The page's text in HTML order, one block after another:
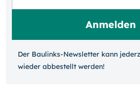
Der Baulinks-Newsletter kann
wieder ab­bestellt werden!